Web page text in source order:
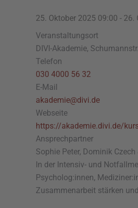
25. Oktober 2025 09:00 - 26.
Veranstaltungsort
DIVI-Akademie,
Telefon
030 4000 56 32
E-Mail
akademie@divi.de
Webseite
https://akademie.divi.de/
Ansprechpartner
Sophie Peter, Dominik
In der Intensiv- und
Psycholog:innen,
Zusammenarbeit stärken